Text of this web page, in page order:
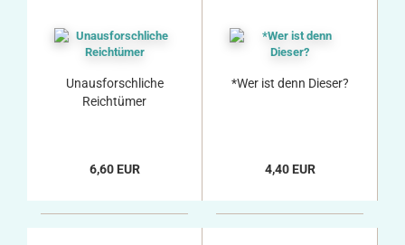
Unausforschliche
Reichtümer
6,60 EUR
*Wer ist denn Dieser?
4,40 EUR